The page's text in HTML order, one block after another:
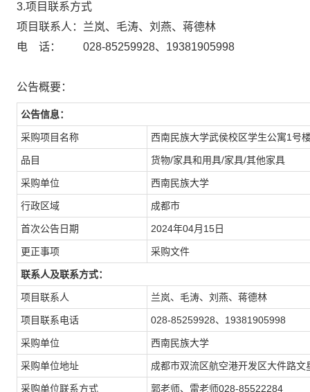
3.项目联系方式
项目联系人：兰岚、毛涛、刘燕、蒋德林
电 话： 028-85259928、19381905998
公告概要：
公告信息：
采购项目名称 西南民族大学武侯校区学生公寓1号
品目 货物/家具和用具/家具/其他家具
采购单位 西南民族大学
行政区域 成都市
首次公告日期 2024年04月15日
更正事项 采购文件
联系人及联系方式：
项目联系人 兰岚、毛涛、刘燕、蒋德林
项目联系电话 028-85259928、19381905998
采购单位 西南民族大学
采购单位地址 成都市双流区航空港开发区大件路文
采购单位联系方式 郭老师、雷老师028-85522284